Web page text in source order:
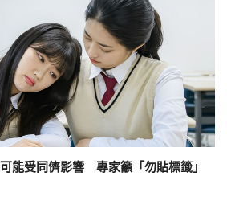
能受同儕影響 專家籲「勿貼標籤」